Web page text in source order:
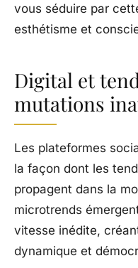
vous séduire par
esthétisme et
Digital et
mutations
Les plateformes
la façon dont les
propagent dans la
microtrends
vitesse inédite,
dynamique et